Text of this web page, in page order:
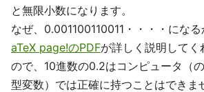
と無限小数になります。
なぜ、0.001100110011・・・・になる
aTeX page!のPDFが詳しく説明してく
ので、10進数の0.2はコンピュータ（
型変数）では正確に持つことはできま